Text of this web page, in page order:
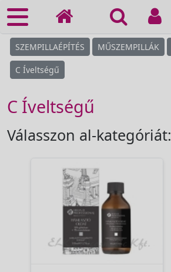
SZEMPILLAÉPÍTÉS MŰSZEMPILLÁK
C Íveltségű
C Íveltségű
Válasszon al-kategóriát: